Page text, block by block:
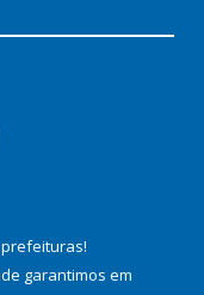
!
garantimos em